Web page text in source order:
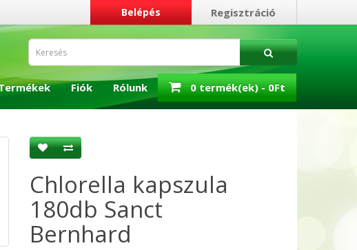
Belépés Regisztráció
Fiók Rólunk 0 termék(ek) - 0Ft
Chlorella kapszula
180db Sanct
Bernhard